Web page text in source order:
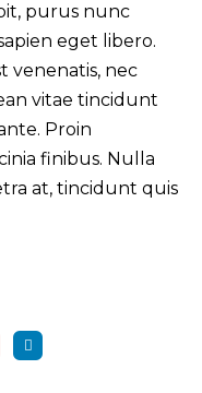
purus nunc
eget libero.
venenatis, nec
vitae tincidunt
Proin
finibus. Nulla
at, tincidunt quis